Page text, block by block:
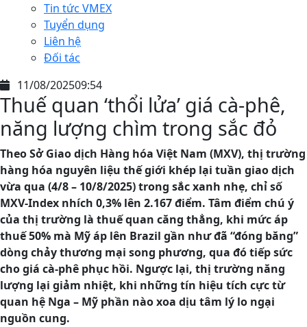
Tin tức VMEX
Tuyển dụng
Liên hệ
Đối tác
11/08/202509:54
Thuế quan ‘thổi lửa’ giá cà-phê,
năng lượng chìm trong sắc đỏ
Theo Sở Giao dịch Hàng hóa Việt Nam (MXV), thị trường
hàng hóa nguyên liệu thế giới khép lại tuần giao dịch
vừa qua (4/8 – 10/8/2025) trong sắc xanh nhẹ, chỉ số
MXV-Index nhích 0,3% lên 2.167 điểm. Tâm điểm chú ý
của thị trường là thuế quan căng thẳng, khi mức áp
thuế 50% mà Mỹ áp lên Brazil gần như đã “đóng băng”
dòng chảy thương mại song phương, qua đó tiếp sức
cho giá cà-phê phục hồi. Ngược lại, thị trường năng
lượng lại giảm nhiệt, khi những tín hiệu tích cực từ
quan hệ Nga – Mỹ phần nào xoa dịu tâm lý lo ngại
nguồn cung.